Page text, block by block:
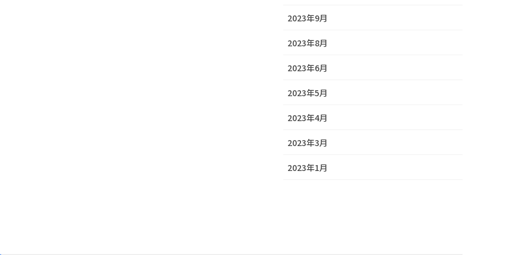
2023年9月
2023年8月
2023年6月
2023年5月
2023年4月
2023年3月
2023年1月